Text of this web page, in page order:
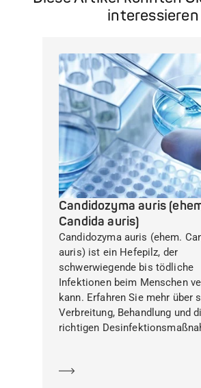
interessieren
Candidozyma auris
Candida auris)
Candidozyma auris (ehem.
auris) ist ein Hefepilz, der
schwerwiegende bis tödliche
Infektionen beim Menschen
kann. Erfahren Sie mehr über
Verbreitung, Behandlung und
richtigen